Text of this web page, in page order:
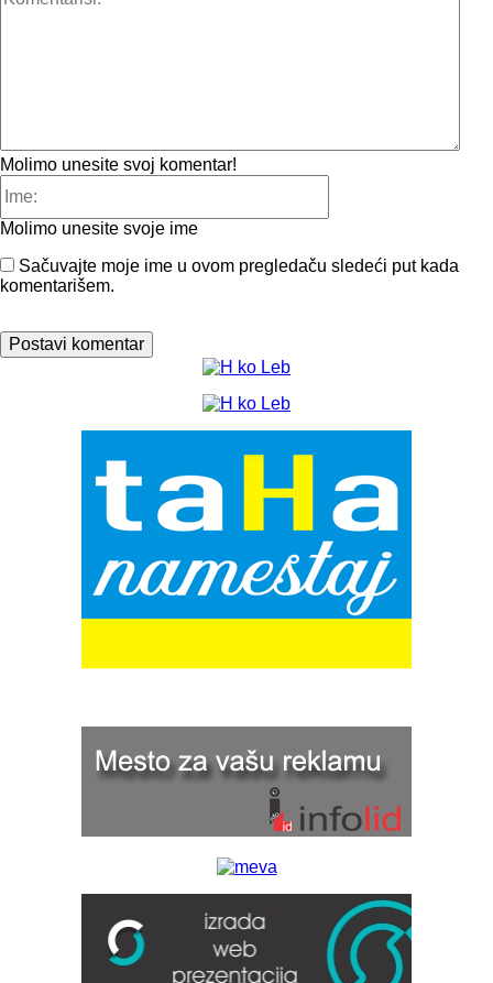
Molimo unesite svoj komentar!
Molimo unesite svoje ime
Sačuvajte moje ime u ovom pregledaču sledeći put kada
komentarišem.